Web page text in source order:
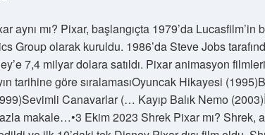
aynı mı? Pixar, başlangıçta 1979’da
Group olarak kuruldu. 1986’da Steve Jobs
7,4 milyar dolara satıldı. Pixar animasyon
tarihine göre sıralamasıOyuncak Hikayesi
Canavarlar (… Kayıp Balık Nemo
makale…•3 Ekim 2023 Shrek Pixar mı? Shrek,